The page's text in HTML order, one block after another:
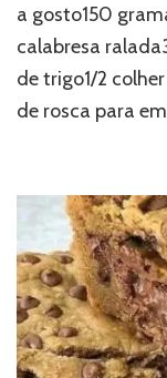
a gosto150
calabresa
de trigo1/2
de rosca para